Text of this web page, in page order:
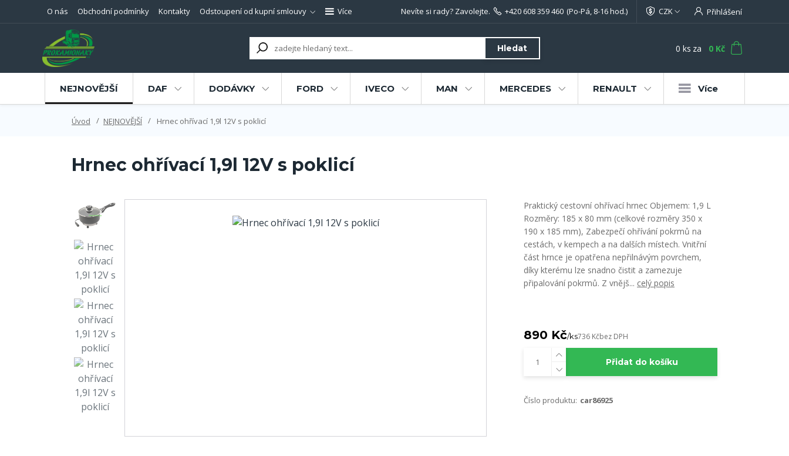
O nás Obchodní podmínky Kontakty Odstoupení od kupní smlouvy Více CZK Přihlášení
Hledat
Nevíte si rady? Zavolejte. +420 608 359 460 (Po-Pá, 8-16 hod.)
0 ks za 0 Kč
NEJNOVĚJŠÍ DAF DODÁVKY FORD IVECO MAN MERCEDES RENAULT Více
Úvod NEJNOVĚJŠÍ Hrnec ohřívací 1,9l 12V s poklicí
Hrnec ohřívací 1,9l 12V s poklicí
Praktický cestovní ohřívací hrnec Objemem: 1,9 L
Rozměry: 185 x 80 mm (celkové rozměry 350 x
190 x 185 mm), Zabezpečí ohřívání pokrmů na
cestách, v kempech a na dalších místech. Vnitřní
část hrnce je opatřena nepřilnávým povrchem,
díky kterému lze snadno čistit a zamezuje
připalování pokrmů. Z vnějš... celý popis
890 Kč/ks736 Kčbez DPH
Přidat do košíku
Číslo produktu: car86925